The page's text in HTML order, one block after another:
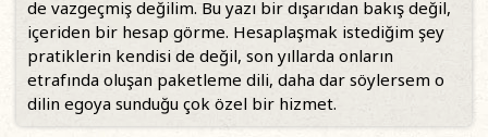
de vazgeçmiş değilim. Bu yazı bir dışarıdan bakış değil,
içeriden bir hesap görme. Hesaplaşmak istediğim şey
pratiklerin kendisi de değil, son yıllarda onların
etrafında oluşan paketleme dili, daha dar söylersem o
dilin egoya sunduğu çok özel bir hizmet.